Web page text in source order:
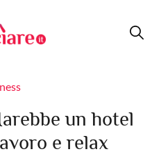
un hotel
e relax